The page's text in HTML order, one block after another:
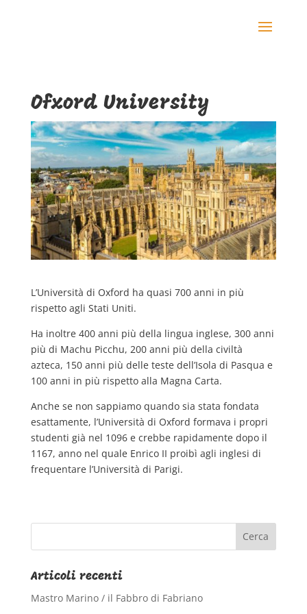
Ofxord University
L’Università di Oxford ha quasi 700 anni in più
rispetto agli Stati Uniti.
Ha inoltre 400 anni più della lingua inglese, 300 anni
più di Machu Picchu, 200 anni più della civiltà
azteca, 150 anni più delle teste dell’Isola di Pasqua e
100 anni in più rispetto alla Magna Carta.
Anche se non sappiamo quando sia stata fondata
esattamente, l’Università di Oxford formava i propri
studenti già nel 1096 e crebbe rapidamente dopo il
1167, anno nel quale Enrico II proibì agli inglesi di
frequentare l’Università di Parigi.
Articoli recenti
Mastro Marino / il Fabbro di Fabriano